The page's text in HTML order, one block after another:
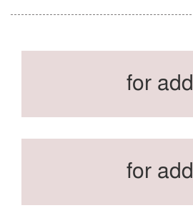
for add
for add